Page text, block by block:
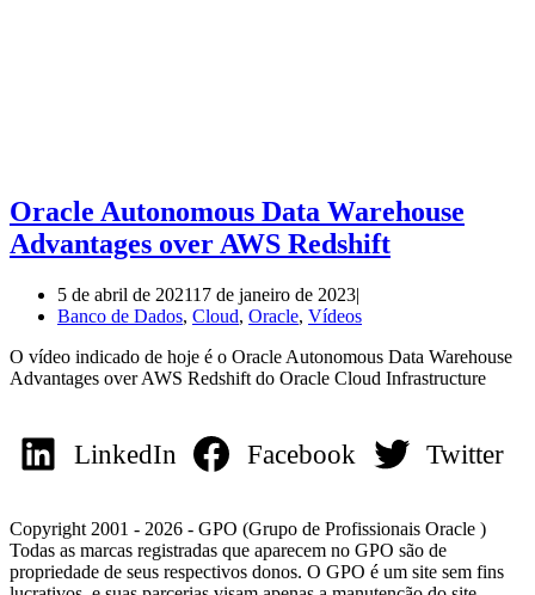
Oracle Autonomous Data Warehouse
Advantages over AWS Redshift
5 de abril de 202117 de janeiro de 2023
Banco de Dados, Cloud, Oracle, Vídeos
O vídeo indicado de hoje é o Oracle Autonomous Data Warehouse
Advantages over AWS Redshift do Oracle Cloud Infrastructure
LinkedIn Facebook Twitter
Copyright 2001 - 2026 - GPO (Grupo de Profissionais Oracle )
Todas as marcas registradas que aparecem no GPO são de
propriedade de seus respectivos donos. O GPO é um site sem fins